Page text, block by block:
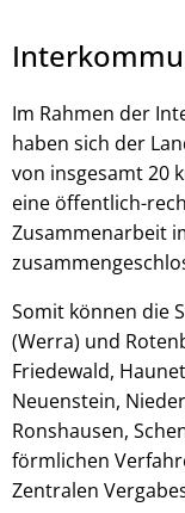
Im Rahmen der
haben sich der
von insgesamt 20
eine öffentlich-
Zusammenarbeit
Somit können die
(Werra) und
Friedewald,
Neuenstein,
Ronshausen,
förmlichen
Zentralen